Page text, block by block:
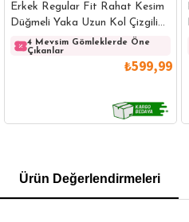
Erkek Regular Fit Rahat Kesim
Düğmeli Yaka Uzun Kol Çizgili
Pamuklu Beyaz Gömlek
4 Mevsim Gömleklerde Öne
Çıkanlar
₺599,99
POLO YAKA T-SHIRT
Ürün Değerlendirmeleri